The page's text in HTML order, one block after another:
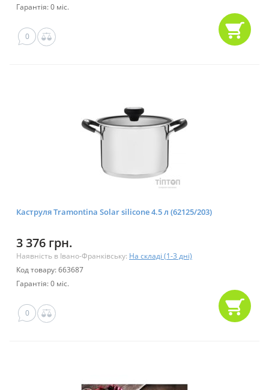
Гарантія: 0 міс.
0
Каструля Tramontina Solar silicone 4.5 л (62125/203)
3 376 грн.
Наявність в Івано-Франківську: На складі (1-3 дні)
Код товару: 663687
Гарантія: 0 міс.
0